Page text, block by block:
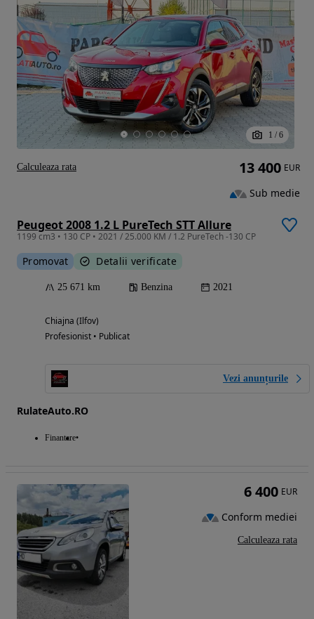
1 / 6
Peugeot 2008 1.2 L PureTech STT Allure
1199 cm3 • 130 CP • 2021 / 25.000 KM / 1.2 PureTech -130 CP
Promovat Detalii verificate
25 671 km Benzina 2021
Chiajna (Ilfov)
Profesionist • Publicat
Vezi anunțurile
RulateAuto.RO
Finantare
13 400 EUR
Sub medie
Calculeaza rata
6 400 EUR
Conform mediei
Calculeaza rata